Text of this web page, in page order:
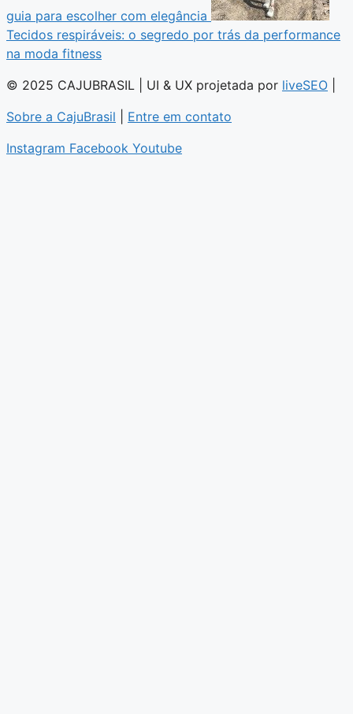
guia para escolher com elegância
Tecidos respiráveis: o segredo por trás da performance
na moda fitness
© 2025 CAJUBRASIL | UI & UX projetada por liveSEO
Sobre a CajuBrasil
Entre em contato
Instagram Facebook Youtube